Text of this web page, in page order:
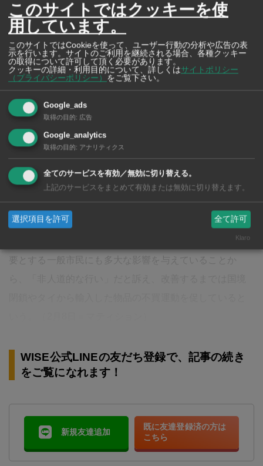
日本品質のクリーニングをリーズナブルに
連絡はLINEでOK! 便利で安心な宅配クリーニング
開始から3日後の2月8日に、西部ターク県のタイ・ミャン
マー友好橋近く（ミャンマー側ミャワディ）でミャン
マー人市民30〜40人による平和的デモ集会が勃発。デモ
を起こしたリーダーによると、タイからの電力提供を必
要とする一般市民にも多大な影響を与えていることか
WISE公式LINEの友だち登録で、記事の続き
をご覧になれます！
新規友達追加
既に友達登録済の方は
こちら
このサイトではクッキーを使
用しています。
このサイトではCookieを使って、ユーザー行動の分析や広告の表
示を行います。サイトのご利用を継続される場合、各種クッキー
の取得について許可して頂く必要があります。
クッキーの詳細・利用目的について、詳しくはサイトポリシー
（プライバシーポリシー）
をご覧下さい。
Google_ads
取得の目的: 広告
Google_analytics
取得の目的: アナリティクス
全てのサービスを有効／無効に切り替える。
上記のサービスをまとめて有効または無効に切り替えます。
選択項目を許可 全て許可
Klaro